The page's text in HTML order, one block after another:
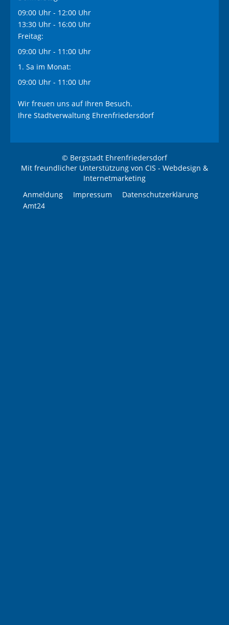
09:00 Uhr - 12:00 Uhr
13:30 Uhr - 16:00 Uhr
Freitag:
09:00 Uhr - 11:00 Uhr
1. Sa im Monat:
09:00 Uhr - 11:00 Uhr
Wir freuen uns auf Ihren Besuch.
Ihre Stadtverwaltung Ehrenfriedersdorf
© Bergstadt Ehrenfriedersdorf
Mit freundlicher Unterstützung von CIS - Webdesign &
Internetmarketing
Anmeldung
Impressum
Datenschutzerklärung
Amt24